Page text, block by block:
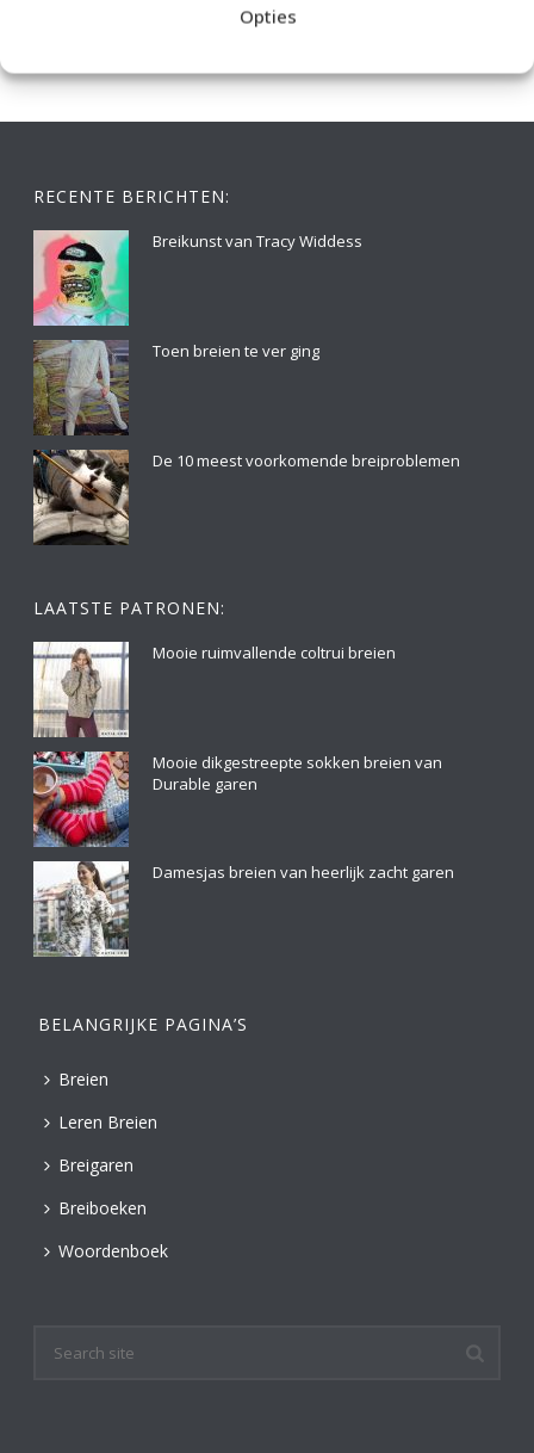
Opties
RECENTE BERICHTEN:
Breikunst van Tracy Widdess
Toen breien te ver ging
De 10 meest voorkomende breiproblemen
LAATSTE PATRONEN:
Mooie ruimvallende coltrui breien
Mooie dikgestreepte sokken breien van
Durable garen
Damesjas breien van heerlijk zacht garen
BELANGRIJKE PAGINA’S
Breien
Leren Breien
Breigaren
Breiboeken
Woordenboek